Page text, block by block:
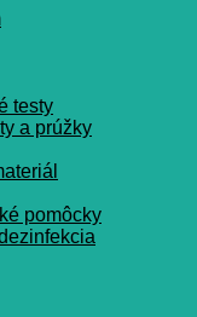
testy
a prúžky
pomôcky